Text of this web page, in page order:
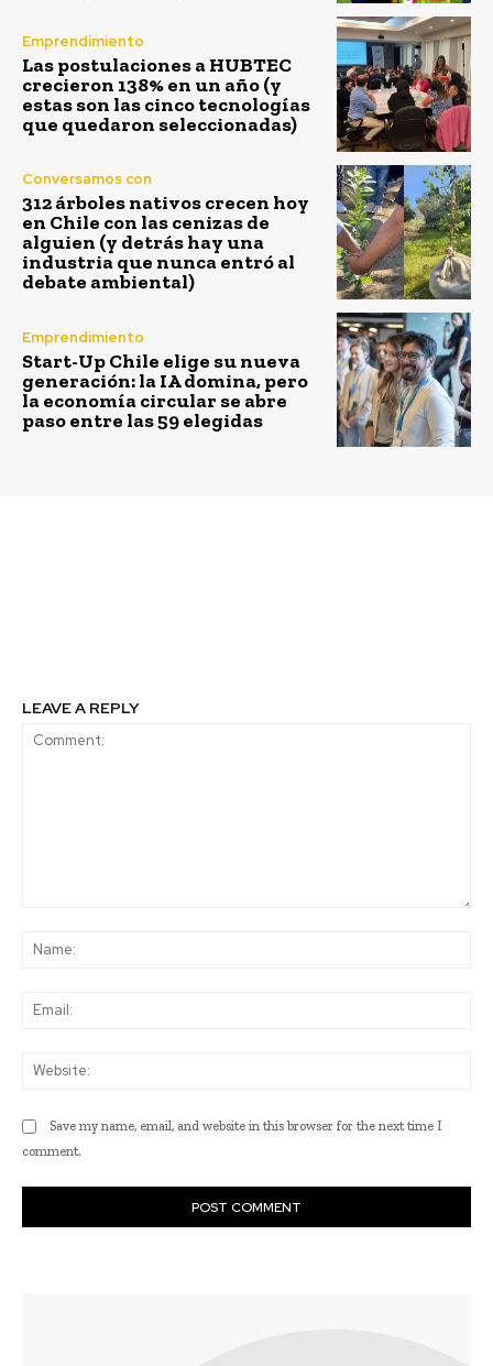
Emprendimiento
Las postulaciones a HUBTEC
crecieron 138% en un año (y
estas son las cinco tecnologías
que quedaron seleccionadas)
Conversamos con
312 árboles nativos crecen hoy
en Chile con las cenizas de
alguien (y detrás hay una
industria que nunca entró al
debate ambiental)
Emprendimiento
Start-Up Chile elige su nueva
generación: la IA domina, pero
la economía circular se abre
paso entre las 59 elegidas
LEAVE A REPLY
Save my name, email, and website in this browser for the next time I
comment.